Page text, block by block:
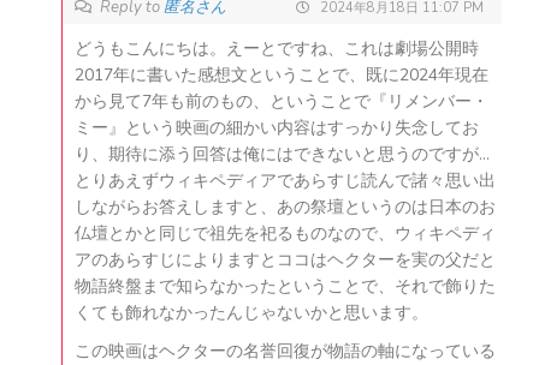
Reply to匿名さん 2024年8月18日 11:07 PM
どうもこんにちは。えーとですね、これは劇場公開時
2017年に書いた感想文ということで、既に2024年現在
から見て7年も前のもの、ということで『リメンバー・
ミー』という映画の細かい内容はすっかり失念してお
り、期待に添う回答は俺にはできないと思うのですが…
とりあえずウィキペディアであらすじ読んで諸々思い出
しながらお答えしますと、あの祭壇というのは日本のお
仏壇とかと同じで祖先を祀るものなので、ウィキペディ
アのあらすじによりますとココはヘクターを実の父だと
物語終盤まで知らなかったということで、それで飾りた
くても飾れなかったんじゃないかと思います。
この映画はヘクターの名誉回復が物語の軸になっている